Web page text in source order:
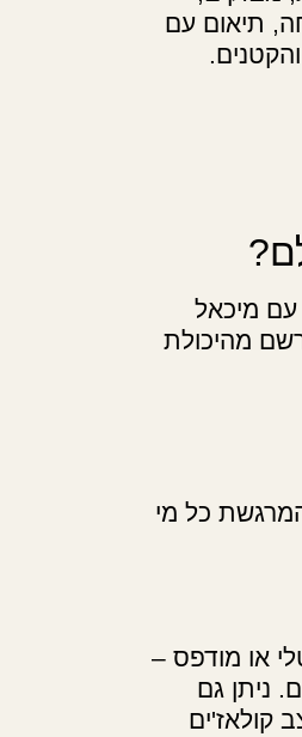
תיאום עם
עם מיכאל
מהיכולת
כל מי
או מודפס –
ניתן גם
קולאז'ים